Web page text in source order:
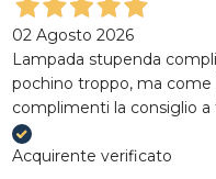
02 Agosto 2026
Lampada stupenda
pochino troppo, ma
complimenti la consiglio
Acquirente verificato